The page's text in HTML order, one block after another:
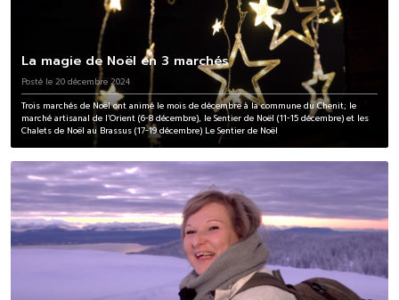
La magie de Noël en 3 marchés
Posté le 20 décembre 2024
Trois marchés de Noël ont animé le mois de décembre à la commune du Chenit; le
marché artisanal de l’Orient (6-8 décembre), le Sentier de Noël (11-15 décembre) et les
Chalets de Noël au Brassus (17-19 décembre) Le Sentier de Noël